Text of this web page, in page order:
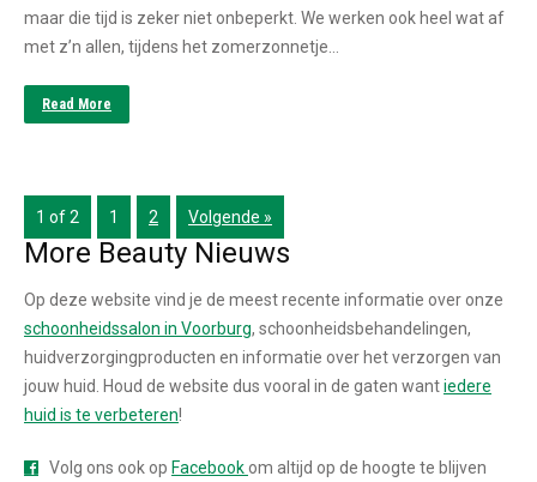
maar die tijd is zeker niet onbeperkt. We werken ook heel wat af
met z’n allen, tijdens het zomerzonnetje…
Read More
1 of 2 1 2 Volgende »
More Beauty Nieuws
Op deze website vind je de meest recente informatie over onze
schoonheidssalon in Voorburg, schoonheidsbehandelingen,
huidverzorgingproducten en informatie over het verzorgen van
jouw huid. Houd de website dus vooral in de gaten wantiedere
huid is te verbeteren!
Volg ons ook op Facebook om altijd op de hoogte te blijven